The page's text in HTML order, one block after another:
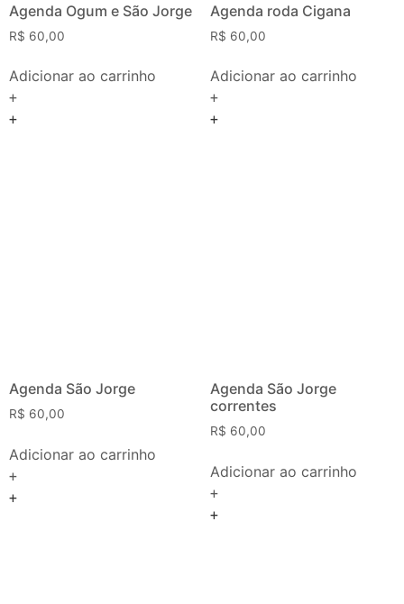
Agenda Ogum e São Jorge
R$ 60,00
Adicionar ao carrinho
+
+
Agenda roda Cigana
R$ 60,00
Adicionar ao carrinho
+
+
Agenda São Jorge
R$ 60,00
Adicionar ao carrinho
+
+
Agenda São Jorge
correntes
R$ 60,00
Adicionar ao carrinho
+
+